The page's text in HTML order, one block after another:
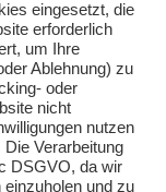
Steuerhilfegesetz
oder Kollegen
eingesetzt, die
erforderlich
um Ihre
Ablehnung) zu
oder
nicht
nutzen
Verarbeitung
DSGVO, da wir
und zu